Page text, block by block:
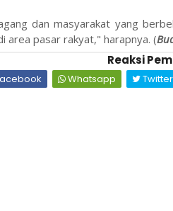
dan masyarakat yang
area pasar rakyat," harapnya. (
Reaksi
Whatsapp Twitter